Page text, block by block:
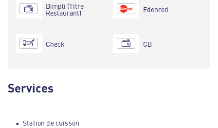
Bimpli (Titre
Restaurant)
Check
Edenred
CB
Services
Station de cuisson